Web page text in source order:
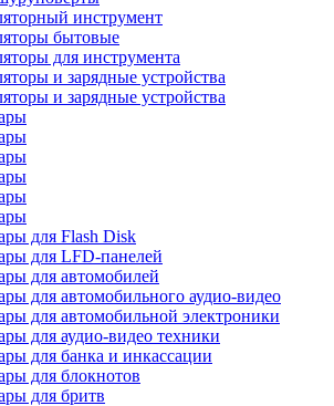
инструмент
бытовые
для инструмента
и зарядные устройства
и зарядные устройства
для Flash Disk
для LFD-панелей
для автомобилей
для автомобильного аудио-видео
для автомобильной электроники
для аудио-видео техники
для банка и инкассации
для блокнотов
для бритв